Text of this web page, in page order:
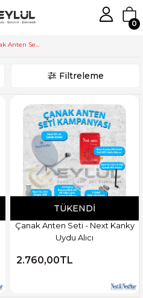
0
Filtreleme
TÜKENDI
Çanak Anten Seti - Next Kanky
Uydu Alıcı
2.760,00TL